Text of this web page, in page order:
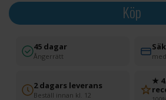
Köp
45 dagar
Ångerrätt
2 dagars leverans
Beställ innan kl. 12
★